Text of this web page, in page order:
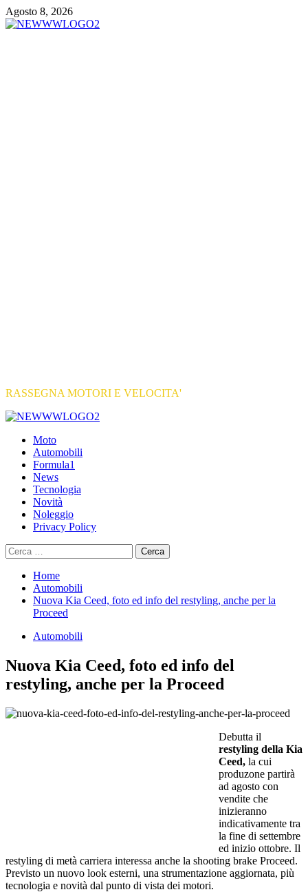
Vai
al
Agosto 8, 2026
RASSEGNA MOTORI E VELOCITA'
Primary
Moto
Automobili
Formula1
News
Tecnologia
Novità
Noleggio
Privacy Policy
Ricerca
per:
Home
Automobili
Nuova Kia Ceed, foto ed info del restyling, anche per la
Proceed
Automobili
Nuova Kia Ceed, foto ed info del
restyling, anche per la Proceed
Debutta il
restyling della Kia
Ceed, la cui
produzone partirà
ad agosto con
vendite che
inizieranno
indicativamente tra
la fine di settembre
ed inizio ottobre. Il
restyling di metà carriera interessa anche la shooting brake Proceed.
Previsto un nuovo look esterni, una strumentazione aggiornata, più
tecnologia e novità dal punto di vista dei motori.